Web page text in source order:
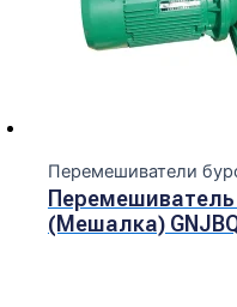
Перемешиватели
Перемешиватель
(мешалка)